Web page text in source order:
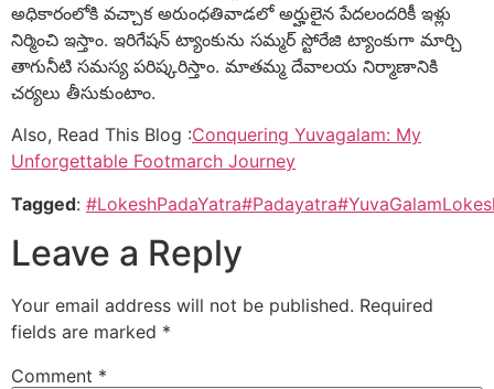
అధికారంలోకి వచ్చాక అరుంధతివాడలో అర్హులైన పేదలందరికీ ఇళ్లు
నిర్మించి ఇస్తాం. ఇరిగేషన్ ట్యాంకును సమ్మర్ స్టోరేజి ట్యాంకుగా మార్చి
తాగునీటి సమస్య పరిష్కరిస్తాం. మాతమ్మ దేవాలయ నిర్మాణానికి
చర్యలు తీసుకుంటాం.
Also, Read This Blog :Conquering Yuvagalam: My
Unforgettable Footmarch Journey
Tagged: #LokeshPadaYatra#Padayatra
Leave a Reply
Your email address will not be published. Required
fields are marked *
Comment *